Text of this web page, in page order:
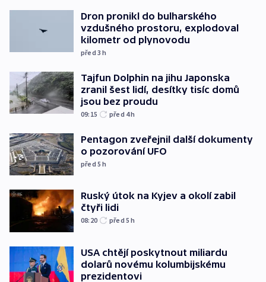
Dron pronikl do bulharského
vzdušného prostoru, explodoval
kilometr od plynovodu
před 3h
Tajfun Dolphin na jihu Japonska
zranil šest lidí, desítky tisíc domů
jsou bez proudu
09:15 před 4h
Pentagon zveřejnil další dokumenty
o pozorování UFO
před 5h
Ruský útok na Kyjev a okolí zabil
čtyři lidi
08:20 před 5h
USA chtějí poskytnout miliardu
dolarů novému kolumbijskému
prezidentovi